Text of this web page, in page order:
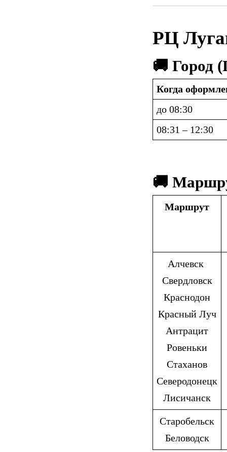
РЦ
🚚 Город
Когда
до 08:30
08:31 – 12:30
🚚
Маршрут
Алчевск
Свердловск
Краснодон
Красный Луч
Антрацит
Ровеньки
Стаханов
Северодонецк
Лисичанск
Старобельск
Беловодск